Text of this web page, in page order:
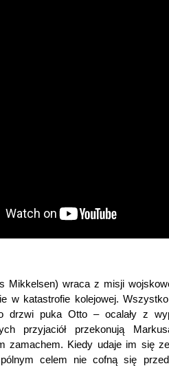
Mikkelsen) wraca z misji
w katastrofie kolejowej.
drzwi puka Otto – ocalały z
przyjaciół przekonują
zamachem. Kiedy udaje im się
celem nie cofną się